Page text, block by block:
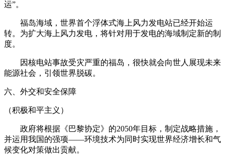
运”。
福岛海域，世界首个浮体式海上风力发电站已经开始运
转。为扩大海上风力发电，将针对用于发电的海域制定新的制
度。
因核电站事故受灾严重的福岛，很快就会向世人展现未来
能源社会，引领世界脱碳。
六、外交和安全保障
（积极和平主义）
政府将根据《巴黎协定》的2050年目标，制定战略措施，
并运用我国的强项——环境技术为同时实现世界经济增长和气
候变化对策做出贡献。